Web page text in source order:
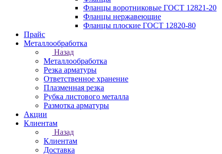
Фланцы воротниковые ГОСТ 12821-20
Фланцы нержавеющие
Фланцы плоские ГОСТ 12820-80
Прайс
Металлообработка
Назад
Металлообработка
Резка арматуры
Ответственное хранение
Плазменная резка
Рубка листового металла
Размотка арматуры
Акции
Клиентам
Назад
Клиентам
Доставка